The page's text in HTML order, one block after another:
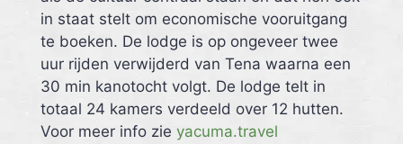
in staat stelt om economische vooruitgang
te boeken. De lodge is op ongeveer twee
uur rijden verwijderd van Tena waarna een
30 min kanotocht volgt. De lodge telt in
totaal 24 kamers verdeeld over 12 hutten.
Voor meer info zie yacuma.travel